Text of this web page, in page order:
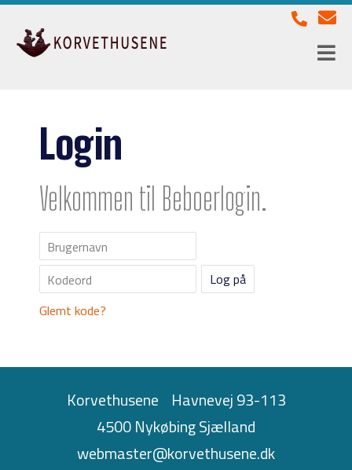
Login
Velkommen til Beboerlogin.
Brugernavn
Kodeord
Glemt kode?
Korvethusene
Havnevej 93-113
4500 Nykøbing Sjælland
webmaster@korvethusene.dk